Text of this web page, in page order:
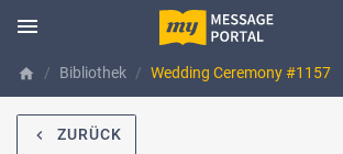
menu
home Bibliothek Wedding Ceremony #1157
navigate_before ZURÜCK